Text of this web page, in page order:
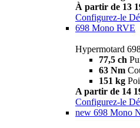
À partir de 13
Configurez-le
698 Mono RVE
Hypermotard
77,5 ch
63 Nm
151 kg
A partir de 14
Configurez-le
new 698 Mono